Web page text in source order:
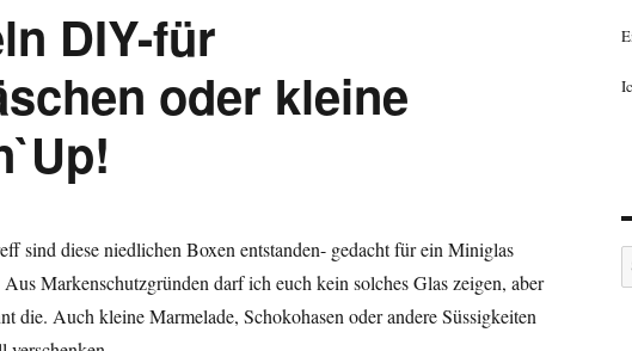
DIY-für
oder kleine
sind diese niedlichen Boxen entstanden- gedacht für ein Miniglas
Markenschutzgründen darf ich euch kein solches Glas zeigen, aber
die. Auch kleine Marmelade, Schokohasen oder andere Süssigkeiten